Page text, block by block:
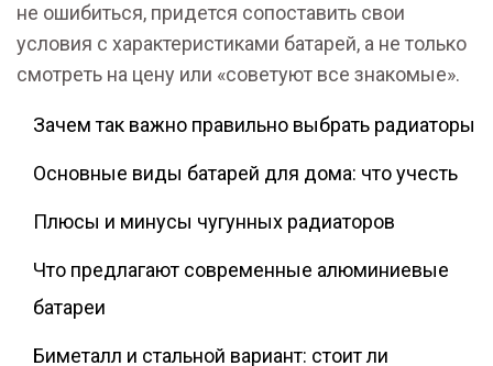
не ошибиться, придется сопоставить свои
условия с характеристиками батарей, а не только
смотреть на цену или «советуют все знакомые».
Зачем так важно правильно выбрать радиаторы
Основные виды батарей для дома: что учесть
Плюсы и минусы чугунных радиаторов
Что предлагают современные алюминиевые
батареи
Биметалл и стальной вариант: стоит ли